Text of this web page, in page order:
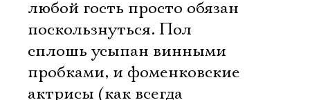
любой гость просто обязан
поскользнуться. Пол
сплошь усыпан винными
пробками, и фоменковские
актрисы (как всегда